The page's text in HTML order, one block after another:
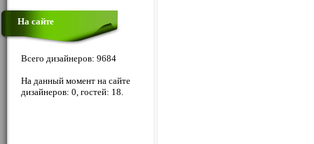
На сайте
Всего дизайнеров: 9684
На данный момент на сайте
дизайнеров: 0, гостей: 18.